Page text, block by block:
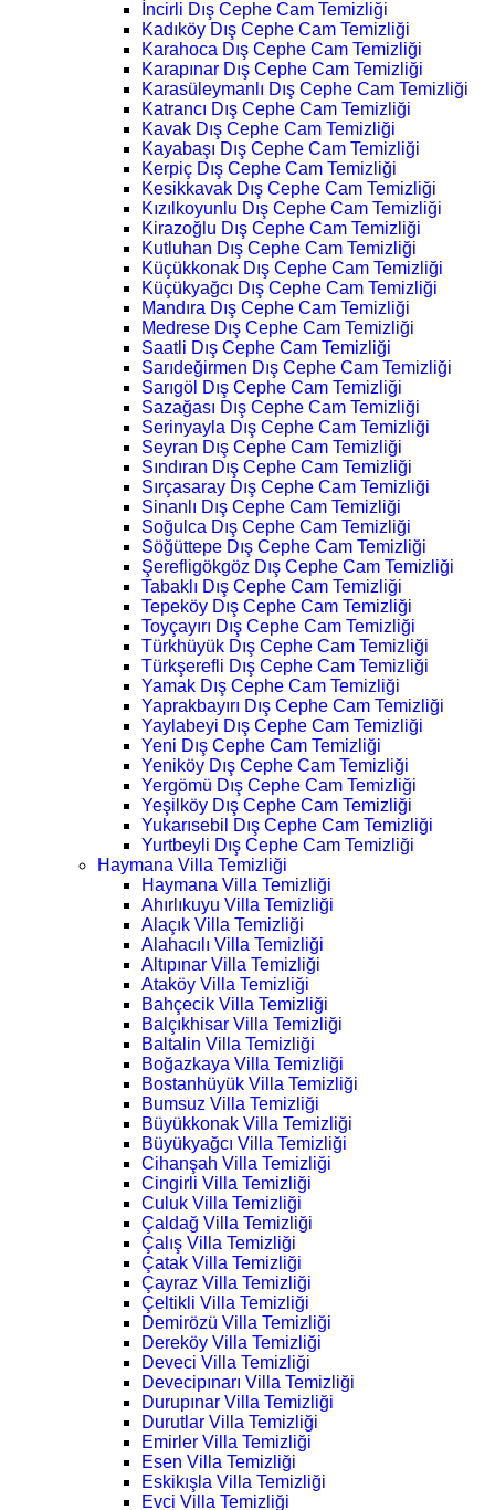
İncirli Dış Cephe Cam Temizliği
Kadıköy Dış Cephe Cam Temizliği
Karahoca Dış Cephe Cam Temizliği
Karapınar Dış Cephe Cam Temizliği
Karasüleymanlı Dış Cephe Cam Temizliği
Katrancı Dış Cephe Cam Temizliği
Kavak Dış Cephe Cam Temizliği
Kayabaşı Dış Cephe Cam Temizliği
Kerpiç Dış Cephe Cam Temizliği
Kesikkavak Dış Cephe Cam Temizliği
Kızılkoyunlu Dış Cephe Cam Temizliği
Kirazoğlu Dış Cephe Cam Temizliği
Kutluhan Dış Cephe Cam Temizliği
Küçükkonak Dış Cephe Cam Temizliği
Küçükyağcı Dış Cephe Cam Temizliği
Mandıra Dış Cephe Cam Temizliği
Medrese Dış Cephe Cam Temizliği
Saatli Dış Cephe Cam Temizliği
Sarıdeğirmen Dış Cephe Cam Temizliği
Sarıgöl Dış Cephe Cam Temizliği
Sazağası Dış Cephe Cam Temizliği
Serinyayla Dış Cephe Cam Temizliği
Seyran Dış Cephe Cam Temizliği
Sındıran Dış Cephe Cam Temizliği
Sırçasaray Dış Cephe Cam Temizliği
Sinanlı Dış Cephe Cam Temizliği
Soğulca Dış Cephe Cam Temizliği
Söğüttepe Dış Cephe Cam Temizliği
Şerefligökgöz Dış Cephe Cam Temizliği
Tabaklı Dış Cephe Cam Temizliği
Tepeköy Dış Cephe Cam Temizliği
Toyçayırı Dış Cephe Cam Temizliği
Türkhüyük Dış Cephe Cam Temizliği
Türkşerefli Dış Cephe Cam Temizliği
Yamak Dış Cephe Cam Temizliği
Yaprakbayırı Dış Cephe Cam Temizliği
Yaylabeyi Dış Cephe Cam Temizliği
Yeni Dış Cephe Cam Temizliği
Yeniköy Dış Cephe Cam Temizliği
Yergömü Dış Cephe Cam Temizliği
Yeşilköy Dış Cephe Cam Temizliği
Yukarısebil Dış Cephe Cam Temizliği
Yurtbeyli Dış Cephe Cam Temizliği
Haymana Villa Temizliği
Haymana Villa Temizliği
Ahırlıkuyu Villa Temizliği
Alaçık Villa Temizliği
Alahacılı Villa Temizliği
Altıpınar Villa Temizliği
Ataköy Villa Temizliği
Bahçecik Villa Temizliği
Balçıkhisar Villa Temizliği
Baltalin Villa Temizliği
Boğazkaya Villa Temizliği
Bostanhüyük Villa Temizliği
Bumsuz Villa Temizliği
Büyükkonak Villa Temizliği
Büyükyağcı Villa Temizliği
Cihanşah Villa Temizliği
Cingirli Villa Temizliği
Culuk Villa Temizliği
Çaldağ Villa Temizliği
Çalış Villa Temizliği
Çatak Villa Temizliği
Çayraz Villa Temizliği
Çeltikli Villa Temizliği
Demirözü Villa Temizliği
Dereköy Villa Temizliği
Deveci Villa Temizliği
Devecipınarı Villa Temizliği
Durupınar Villa Temizliği
Durutlar Villa Temizliği
Emirler Villa Temizliği
Esen Villa Temizliği
Eskikışla Villa Temizliği
Evci Villa Temizliği